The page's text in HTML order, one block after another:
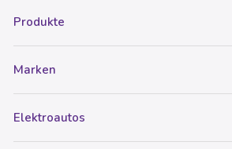
Produkte
Marken
Elektroautos